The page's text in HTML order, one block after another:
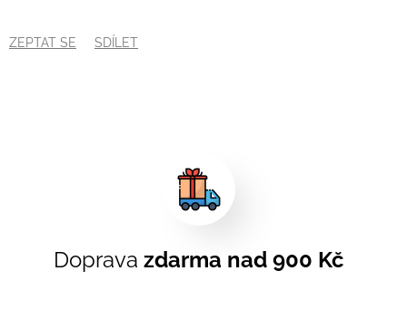
ZEPTAT SE SDÍLET
Doprava zdarma nad 900 Kč